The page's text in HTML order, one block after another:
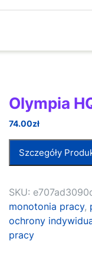
Olympia
74.00zł
Szczegóły
SKU:
monotonia pracy,
ochrony
pracy